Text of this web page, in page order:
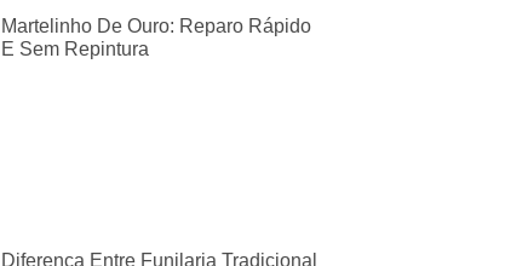
Martelinho De Ouro: Reparo Rápido
E Sem Repintura
Diferença Entre Funilaria Tradicional